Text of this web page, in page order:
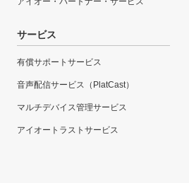
サービス
有償サポートサービス
音声配信サービス（PlatCast）
マルチデバイス管理サービス
アイオートラストサービス